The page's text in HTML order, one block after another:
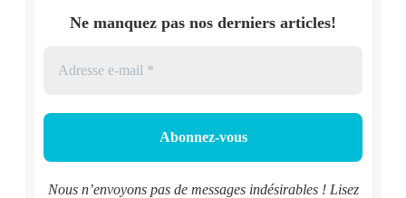
Ne manquez pas nos derniers articles!
Nous n’envoyons pas de messages indésirables ! Lisez